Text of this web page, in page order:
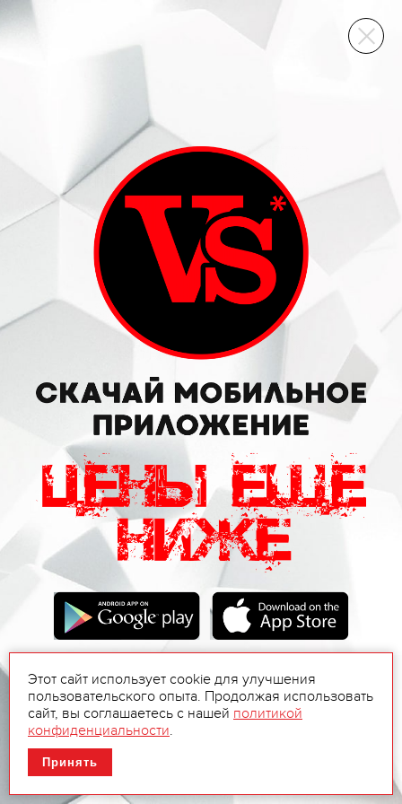
ВИННЫЙ СКЛАД
Этот сайт использует cookie для улучшения
пользовательского опыта. Продолжая использовать
сайт, вы соглашаетесь с нашей политикой
конфиденциальности.
Принять